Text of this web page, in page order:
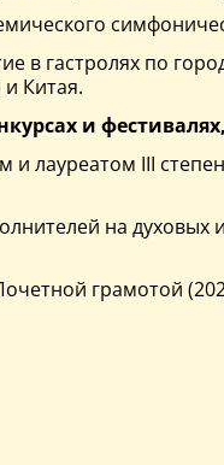
в гастролях по
Китая.
и
и лауреатом III
на
грамотой